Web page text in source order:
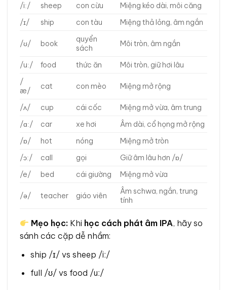
/iː/
sheep con cừu
Miệng kéo dài, môi căng
/ɪ/
ship con tàu Miệng thả lỏng, âm ngắn
/ʊ/ book
quyển
sách
Môi tròn, âm ngắn
/uː/ food thức ăn
Môi tròn, giữ hơi lâu
/
æ/
cat con mèo Miệng mở rộng
/ʌ/ cup cái cốc
Miệng mở vừa, âm trung
/ɑː/
car xe hơi
Âm dài, cổ họng mở rộng
/ɒ/
hot nóng
Miệng mở tròn
/ɔː/
call gọi
Giữ âm lâu hơn /ɒ/
/e/
bed cái giường Miệng mở vừa
/ə/ teacher giáo viên
Âm schwa, ngắn, trung
tính
Mẹo học: Khi học cách phát âm IPA, hãy so
sánh các cặp dễ nhầm:
ship /ɪ/ vs sheep /iː/
full /ʊ/ vs food /uː/